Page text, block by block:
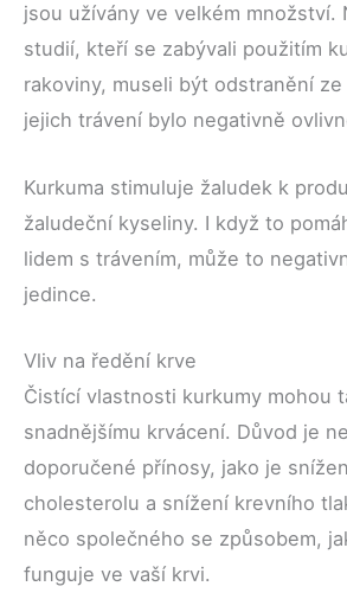
jsou užívány ve velkém množství.
studií, kteří se zabývali použitím
rakoviny, museli být odstranění
jejich trávení bylo negativně
Kurkuma stimuluje žaludek k
žaludeční kyseliny. I když to
lidem s trávením, může to
jedince.
Vliv na ředění krve
Čistící vlastnosti kurkumy mohou
snadnějšímu krvácení. Důvod je
doporučené přínosy, jako je
cholesterolu a snížení krevního
něco společného se způsobem,
funguje ve vaší krvi.